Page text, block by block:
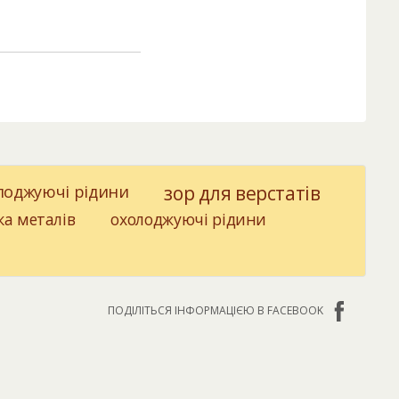
рідини зор для верстатів
металів охолоджуючі рідини
ПОДІЛІТЬСЯ ІНФОРМАЦІЄЮ В FACEBOOK